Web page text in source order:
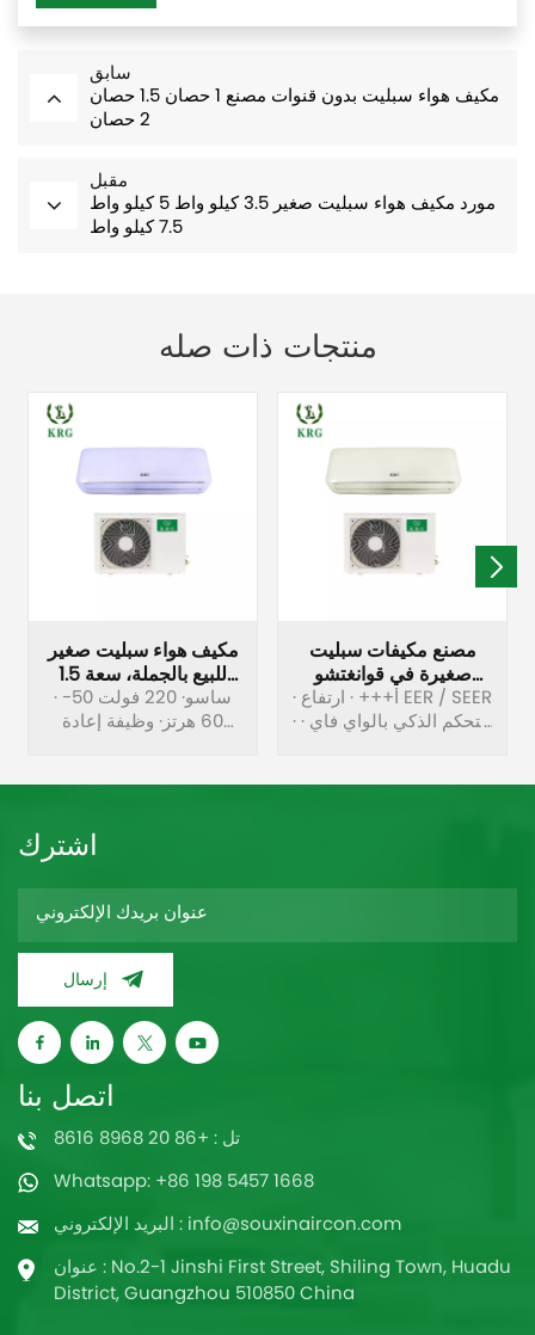
سابق
مكيف هواء سبليت بدون قنوات مصنع 1 حصان 1.5 حصان
2 حصان
مقبل
مورد مكيف هواء سبليت صغير 3.5 كيلو واط 5 كيلو واط
7.5 كيلو واط
منتجات ذات صله
مكيف هواء سبليت صغير
للبيع بالجملة، سعة 1.5
طن، 18000 وحدة حرارية
بريطانية
· ساسو· 220 فولت 50-
60 هرتز· وظيفة إعادة
الصديقة للبيئة
مصنع مكيفات سبليت
صغيرة في قوانغتشو
الصين
· أ+++ · ارتفاع EER / SEER
· التحكم الذكي بالواي فاي ·
· الصداقة البيئية
اشترك
إرسال
اتصل بنا
تل : +86 20 8968 8616
Whatsapp: +86 198 5457 1668
البريد الإلكتروني : info@souxinaircon.com
عنوان : No.2-1 Jinshi First Street, Shiling Town, Huadu
District, Guangzhou 510850 China